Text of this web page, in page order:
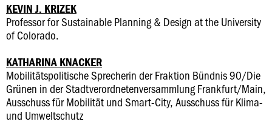
KEVIN J. KRIZEK
Professor for Sustainable Planning & Design at the University
of Colorado.
KATHARINA KNACKER
Mobilitätspolitische Sprecherin der Fraktion Bündnis 90/Die
Grünen in der Stadtverordnetenversammlung Frankfurt/Main,
Ausschuss für Mobilität und Smart-City, Ausschuss für Klima-
und Umweltschutz